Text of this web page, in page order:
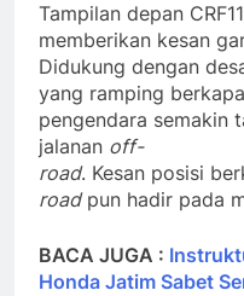
Tampilan depan
memberikan kesan
Didukung dengan
yang ramping
pengendara semakin
jalanan off-
road. Kesan posisi
roadpun hadir pada
BACA JUGA :
Honda Jatim Sabet